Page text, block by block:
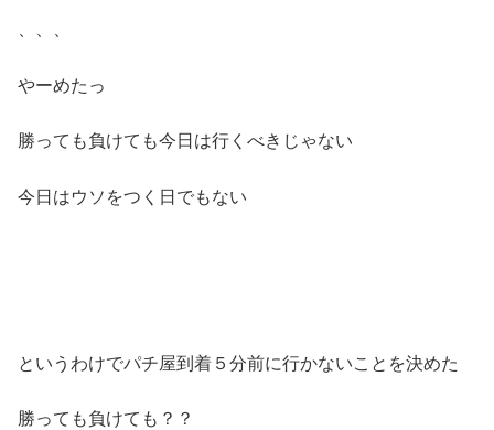
、、、
やーめたっ
勝っても負けても今日は行くべきじゃない
今日はウソをつく日でもない
というわけでパチ屋到着５分前に行かないことを決めた
勝っても負けても？？